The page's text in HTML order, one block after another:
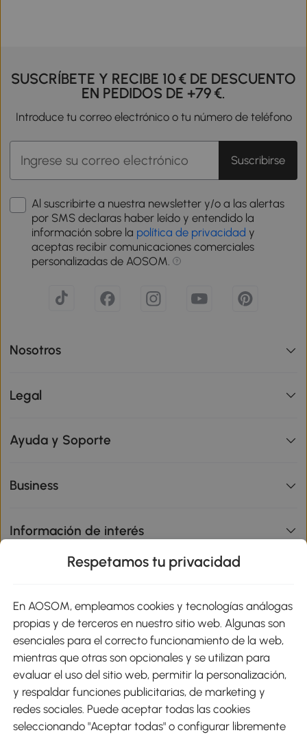
SUSCRÍBETE Y RECIBE 10 € DE DESCUENTO
EN PEDIDOS DE +79 €.
Introduce tu correo electrónico o tu número de teléfono
Suscribirse
Al suscribirte a nuestra newsletter y/o a las alertas
por SMS declaras haber leído y entendido la
información sobre la política de privacidad y
aceptas recibir comunicaciones comerciales
personalizadas de AOSOM.
Nosotros
Legal
Ayuda y Soporte
Business
Información de interés
Métodos de Pago
Envíos
Respetamos tu privacidad
En AOSOM, empleamos cookies y tecnologías análogas
propias y de terceros en nuestro sitio web. Algunas son
esenciales para el correcto funcionamiento de la web,
mientras que otras son opcionales y se utilizan para
evaluar el uso del sitio web, permitir la personalización,
y respaldar funciones publicitarias, de marketing y
redes sociales. Puede aceptar todas las cookies
seleccionando "Aceptar todas" o configurar libremente